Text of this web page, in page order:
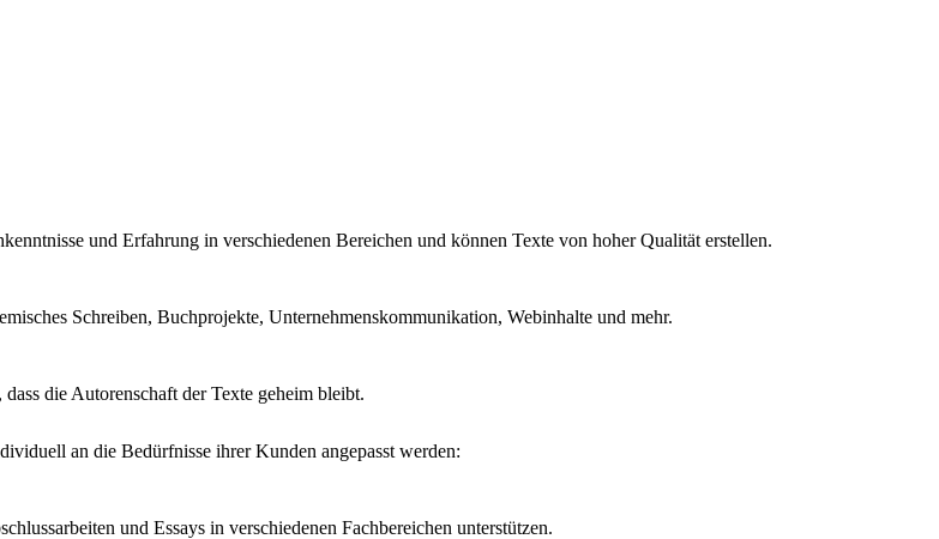
und Erfahrung in verschiedenen Bereichen und können Texte von hoher Qualität erstellen.
Schreiben, Buchprojekte, Unternehmenskommunikation, Webinhalte und mehr.
die Autorenschaft der Texte geheim bleibt.
an die Bedürfnisse ihrer Kunden angepasst werden:
und Essays in verschiedenen Fachbereichen unterstützen.